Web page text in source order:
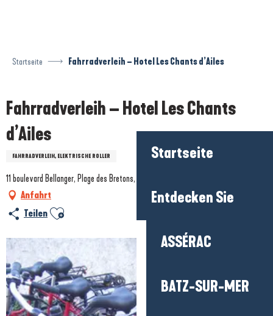
Startseite
Entdecken Sie
ASSÉRAC
BATZ-SUR-MER
Startseite Fahrradverleih – Hotel Les Chants d’Ailes
Fahrradverleih – Hotel Les Chants
d’Ailes
FAHRRADVERLEIH, ELEKTRISCHE ROLLER
11 boulevard Bellanger, Plage des Bretons, 44420 La Turballe
Anfahrt
Teilen Ajouter aux favoris